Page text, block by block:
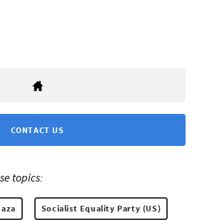
CONTACT US
topics:
Socialist Equality Party (US)